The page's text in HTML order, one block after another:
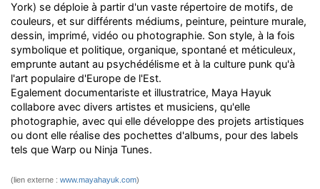
York) se déploie à partir d'un vaste répertoire de motifs, de
couleurs, et sur différents médiums, peinture, peinture murale,
dessin, imprimé, vidéo ou photographie. Son style, à la fois
symbolique et politique, organique, spontané et méticuleux,
emprunte autant au psychédélisme et à la culture punk qu'à
l'art populaire d'Europe de l'Est.
Egalement documentariste et illustratrice, Maya Hayuk
collabore avec divers artistes et musiciens, qu'elle
photographie, avec qui elle développe des projets artistiques
ou dont elle réalise des pochettes d'albums, pour des labels
tels que Warp ou Ninja Tunes.
(lien externe : www.mayahayuk.com)